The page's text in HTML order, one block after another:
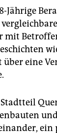
Jährige
mit
über eine
ein